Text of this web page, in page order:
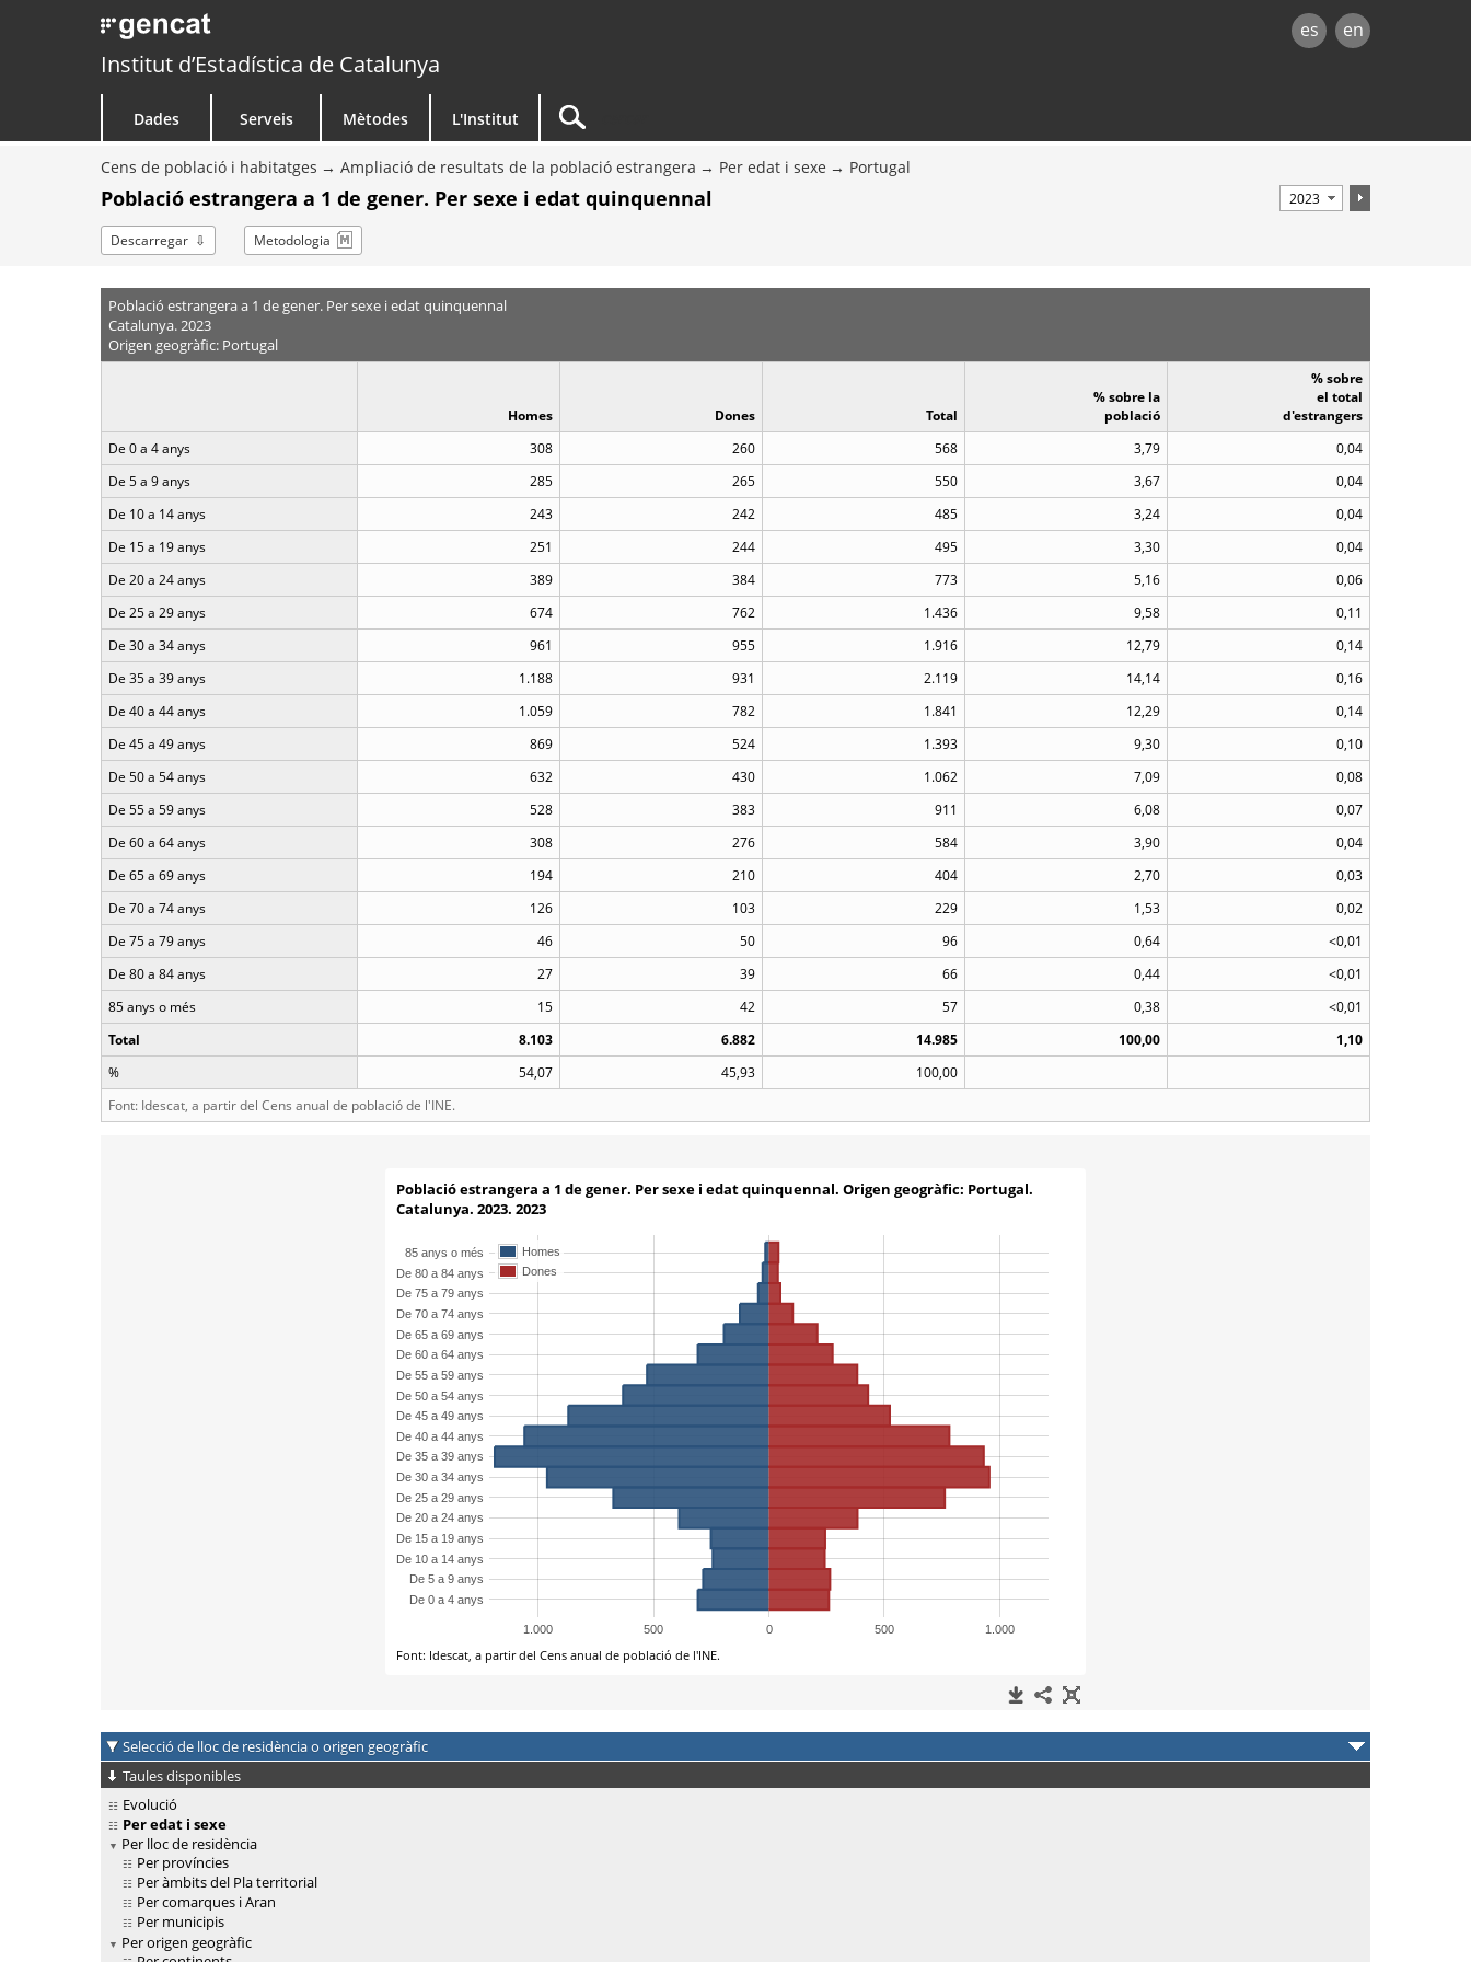
es en
Institut d’Estadística de Catalunya
Dades Serveis Mètodes L'Institut
Cens de població i habitatges Ampliació de resultats de la població estrangera Per edat i sexe Portugal
Població estrangera a 1 de gener. Per sexe i edat quinquennal
Descarregar Metodologia
Població estrangera a 1 de gener. Per sexe i edat quinquennal
Catalunya. 2023
Origen geogràfic: Portugal
Homes Dones Total
% sobre la
població
% sobre
el total
d'estrangers
De 0 a 4 anys
308 260 568 3,79
0,04
De 5 a 9 anys
285 265 550 3,67
0,04
De 10 a 14 anys
243 242 485 3,24
0,04
De 15 a 19 anys
251 244 495 3,30
0,04
De 20 a 24 anys
389 384 773 5,16
0,06
De 25 a 29 anys
674 762 1.436 9,58
0,11
De 30 a 34 anys
961 955 1.916 12,79
0,14
De 35 a 39 anys
1.188 931 2.119 14,14
0,16
De 40 a 44 anys
1.059 782 1.841 12,29
0,14
De 45 a 49 anys
869 524 1.393 9,30
0,10
De 50 a 54 anys
632 430 1.062 7,09
0,08
De 55 a 59 anys
528 383 911 6,08
0,07
De 60 a 64 anys
308 276 584 3,90
0,04
De 65 a 69 anys
194 210 404 2,70
0,03
De 70 a 74 anys
126 103 229 1,53
0,02
De 75 a 79 anys
46 50 96 0,64
<0,01
De 80 a 84 anys
27 39 66 0,44
<0,01
85 anys o més
15 42 57 0,38
<0,01
Total
8.103 6.882 14.985 100,00
1,10
%
54,07 45,93
100,00
Font: Idescat, a partir del Cens anual de població de l'INE.
Selecció de lloc de residència o origen geogràfic
Taules disponibles
Evolució
Per edat i sexe
Per lloc de residència
Per províncies
Per àmbits del Pla territorial
Per comarques i Aran
Per municipis
Per origen geogràfic